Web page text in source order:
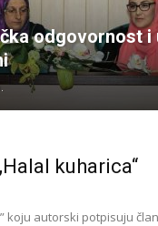
odgovornost i
kuharica“
koju autorski potpisuju